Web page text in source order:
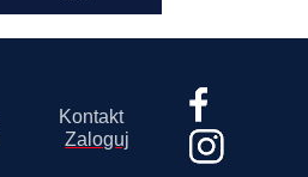
Kontakt
Zaloguj